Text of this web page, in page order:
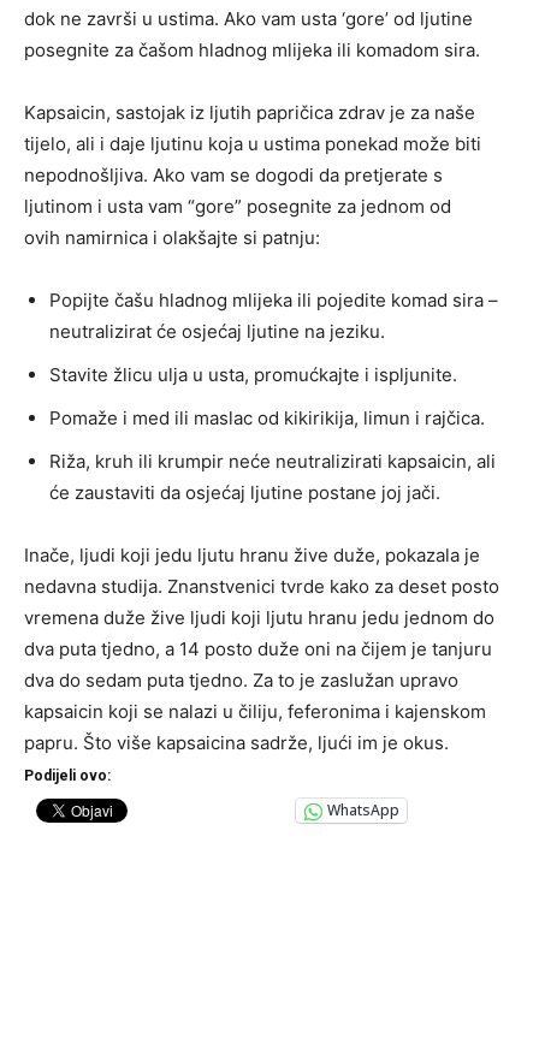
dok ne završi u ustima. Ako vam usta ‘gore’ od ljutine
posegnite za čašom hladnog mlijeka ili komadom sira.
Kapsaicin, sastojak iz ljutih papričica zdrav je za naše
tijelo, ali i daje ljutinu koja u ustima ponekad može biti
nepodnošljiva. Ako vam se dogodi da pretjerate s
ljutinom i usta vam “gore” posegnite za jednom od
ovih namirnica i olakšajte si patnju:
Popijte čašu hladnog mlijeka ili pojedite komad sira –
neutralizirat će osjećaj ljutine na jeziku.
Stavite žlicu ulja u usta, promućkajte i ispljunite.
Pomaže i med ili maslac od kikirikija, limun i rajčica.
Riža, kruh ili krumpir neće neutralizirati kapsaicin, ali
će zaustaviti da osjećaj ljutine postane joj jači.
Inače, ljudi koji jedu ljutu hranu žive duže, pokazala je
nedavna studija. Znanstvenici tvrde kako za deset posto
vremena duže žive ljudi koji ljutu hranu jedu jednom do
dva puta tjedno, a 14 posto duže oni na čijem je tanjuru
dva do sedam puta tjedno. Za to je zaslužan upravo
kapsaicin koji se nalazi u čiliju, feferonima i kajenskom
papru. Što više kapsaicina sadrže, ljući im je okus.
Podijeli ovo:
WhatsApp